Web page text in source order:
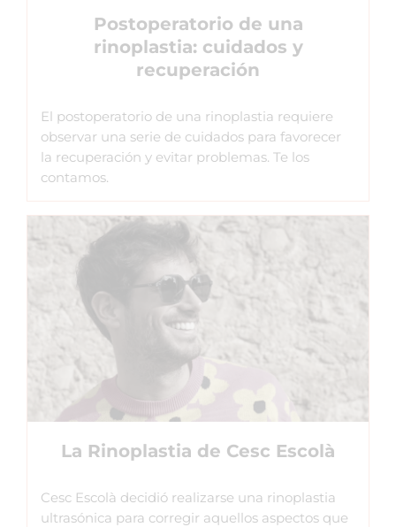
Postoperatorio de una
rinoplastia: cuidados y
recuperación
El postoperatorio de una rinoplastia requiere
observar una serie de cuidados para favorecer
la recuperación y evitar problemas. Te los
contamos.
La Rinoplastia de Cesc Escolà
Cesc Escolà decidió realizarse una rinoplastia
ultrasónica para corregir aquellos aspectos que